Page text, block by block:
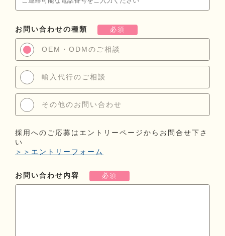
お問い合わせの種類 必須
OEM・ODMのご相談
輸入代行のご相談
その他のお問い合わせ
採用へのご応募はエントリーページからお問合せ下さ
い
＞＞エントリーフォーム
お問い合わせ内容 必須